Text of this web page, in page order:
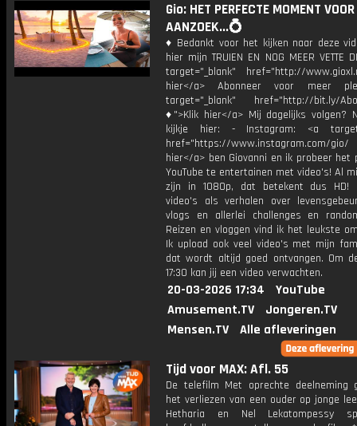
Gio: HET PERFECTE MOMENT
AANZOEK...💍
♦ Bedankt voor het kijken naar deze
hier mijn TRUIEN EN NOG MEER VETTE
target="_blank" href="http://
hier</a> Abonneer voor meer
target="_blank" href="http://bit.ly/
♦">Klik hier</a> Mij dagelijks volgen?
kijkje hier: - Instagram: <a
href="https://www.instagram.com/
hier</a> ben Giovanni en ik probeer het
YouTube te entertainen met video's! Al
zijn in 1080p, dat betekent dus HD!
video's als verhalen over
vlogs en allerlei challenges en
Reizen en vloggen vind ik het leukste
Ik upload ook veel video's met mijn
dat wordt altijd goed ontvangen. Om
17:30 kan jij een video verwachten.
20-03-2026 17:34
YouTube
Amusement.TV
Jongeren.TV
Mensen.TV
Alle afleveringen
Tijd voor MAX: Afl. 55
De telefilm Met oprechte deelneming
het verliezen van een ouder op jonge
Hetharia en Nel Lekatompessy